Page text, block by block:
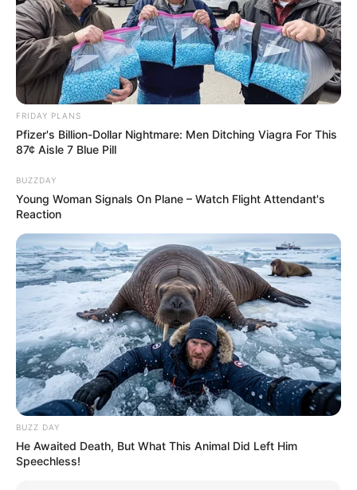
FRIDAY PLANS
Pfizer's Billion-Dollar Nightmare: Men Ditching Viagra For This
87¢ Aisle 7 Blue Pill
BUZZDAY
Young Woman Signals On Plane – Watch Flight Attendant's
Reaction
BUZZ DAY
He Awaited Death, But What This Animal Did Left Him
Speechless!